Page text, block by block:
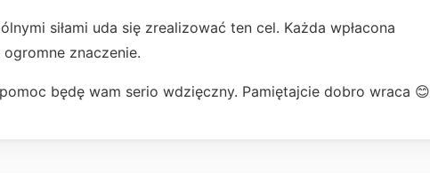
siłami uda się zrealizować ten cel. Każda wpłacona
znaczenie.
będę wam serio wdzięczny. Pamiętajcie dobro wraca 😊